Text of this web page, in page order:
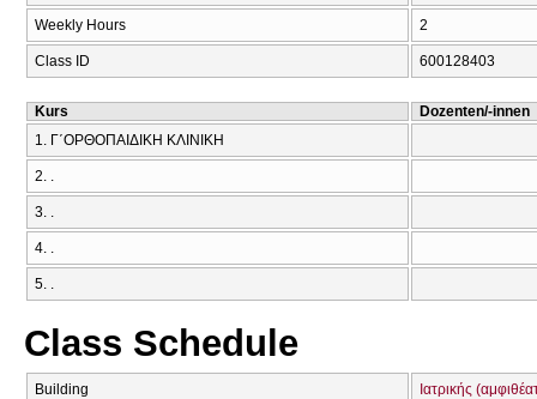
Weekly Hours 2
Class ID 600128403
Kurs
Dozenten/-innen
1. Γ΄ΟΡΘΟΠΑΙΔΙΚΗ ΚΛΙΝΙΚΗ
2. .
3. .
4. .
5. .
Class Schedule
Building Ιατρικής